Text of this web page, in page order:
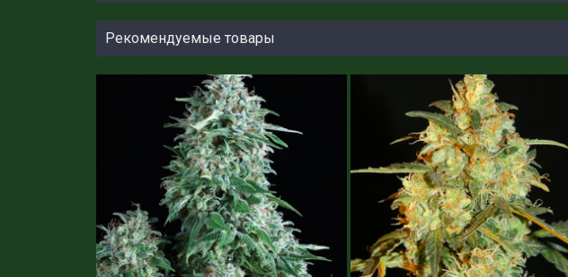
Рекомендуемые товары